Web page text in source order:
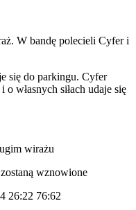
W bandę polecieli Cyfer i
się do parkingu. Cyfer
o własnych siłach udaje się
wirażu
wznowione
26:22 76:62